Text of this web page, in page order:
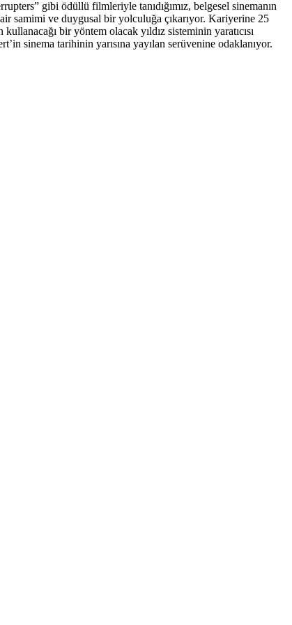
gibi ödüllü filmleriyle tanıdığımız, belgesel sinemanın
samimi ve duygusal bir yolculuğa çıkarıyor. Kariyerine 25
bir yöntem olacak yıldız sisteminin yaratıcısı
sinema tarihinin yarısına yayılan serüvenine odaklanıyor.